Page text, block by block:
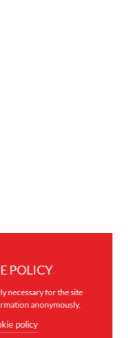
POLICY
necessary for the site
anonymously.
policy